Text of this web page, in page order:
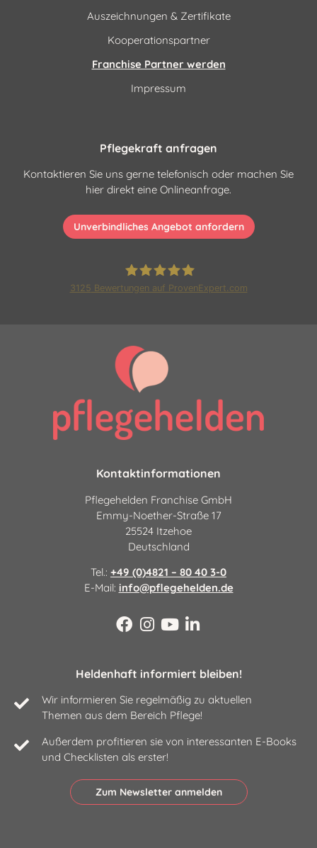
Auszeichnungen & Zertifikate
Kooperationspartner
Franchise Partner werden
Impressum
Pflegekraft anfragen
Kontaktieren Sie uns gerne telefonisch oder machen Sie
hier direkt eine Onlineanfrage.
Unverbindliches Angebot anfordern
|24 Stunden Pflege und
3125 Bewertungen auf ProvenExpert.com
Kontaktinformationen
Pflegehelden Franchise GmbH
Emmy-Noether-Straße 17
25524 Itzehoe
Deutschland
Tel.: +49 (0)4821 – 80 40 3-0
E-Mail: info@pflegehelden.de
Heldenhaft informiert bleiben!
Wir informieren Sie regelmäßig zu aktuellen
Themen aus dem Bereich Pflege!
Außerdem profitieren sie von interessanten E-Books
und Checklisten als erster!
Zum Newsletter anmelden